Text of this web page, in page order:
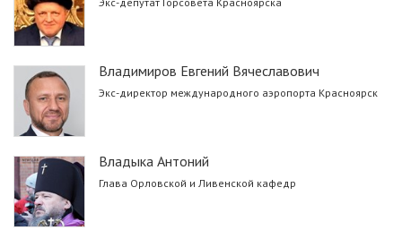
Владимиров Евгений Вячеславович
Экс-директор международного аэропорта Красноярск
Владыка Антоний
Глава Орловской и Ливенской кафедр